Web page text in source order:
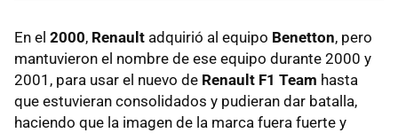
En el 2000, Renault adquirió al equipo Benetton, pero
mantuvieron el nombre de ese equipo durante 2000 y
2001, para usar el nuevo de Renault F1 Team hasta
que estuvieran consolidados y pudieran dar batalla,
haciendo que la imagen de la marca fuera fuerte y